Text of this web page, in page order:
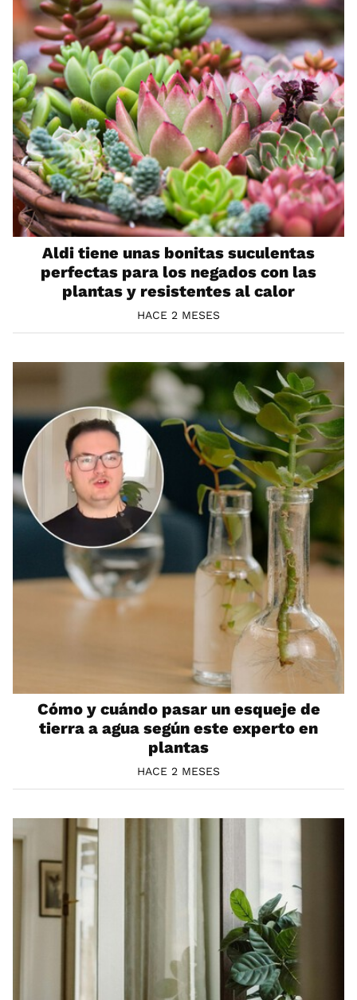
Aldi tiene unas bonitas suculentas
perfectas para los negados con las
plantas y resistentes al calor
HACE 2 MESES
Cómo y cuándo pasar un esqueje de
tierra a agua según este experto en
plantas
HACE 2 MESES